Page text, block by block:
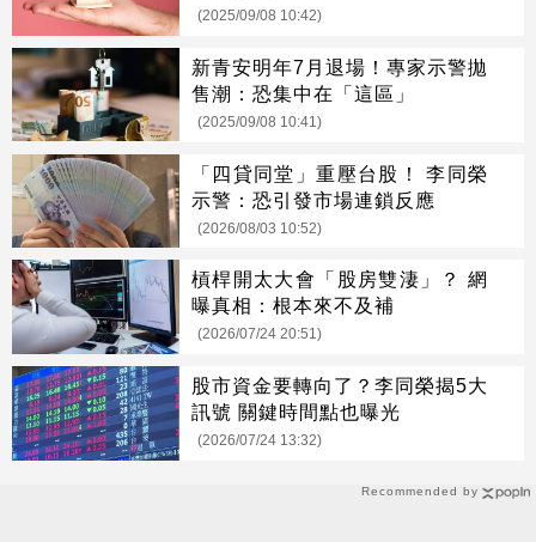
Recommended by
(2025/09/08 10:42)
新青安明年7月退場！專家示警拋
售潮：恐集中在「這區」
(2025/09/08 10:41)
「四貸同堂」重壓台股！ 李同榮
示警：恐引發市場連鎖反應
(2026/08/03 10:52)
槓桿開太大會「股房雙淒」？ 網
曝真相：根本來不及補
(2026/07/24 20:51)
股市資金要轉向了？李同榮揭5大
訊號 關鍵時間點也曝光
(2026/07/24 13:32)